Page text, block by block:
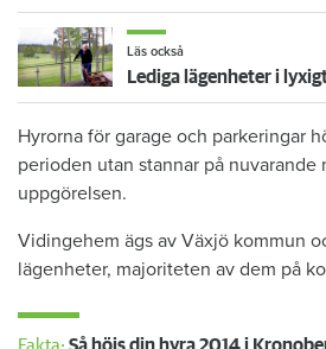
Läs också
Lediga lägenheter i
Hyrorna för garage och parkeringar
perioden utan stannar på nuvarande
uppgörelsen.
Vidingehem ägs av Växjö kommun
lägenheter, majoriteten av dem på